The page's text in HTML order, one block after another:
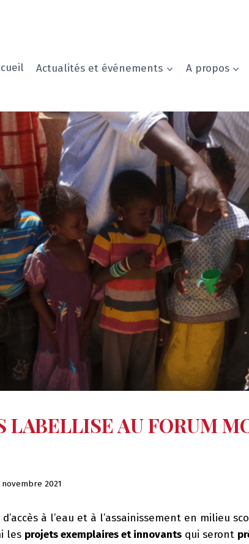
Actualités et événements A propos
LABELLISE AU FORUM
novembre 2021
à l’eau et à l’assainissement en milieu
les projets exemplaires et innovants qui seront